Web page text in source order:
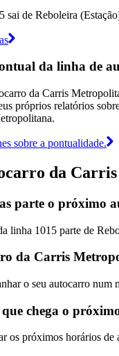
sai de Reboleira
da linha de
da Carris
próprios relatórios
sobre a pontualidade.
da
parte o próximo
linha 1015 parte de
da Carris
o seu autocarro
chega o
os próximos horários